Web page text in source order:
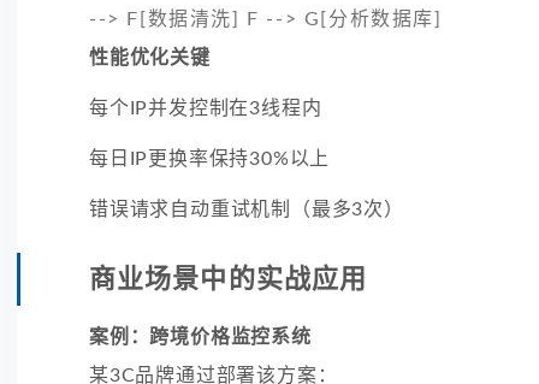
--> F[数据清洗] F --> G[分析数据库]
性能优化关键
每个IP并发控制在3线程内
每日IP更换率保持30%以上
错误请求自动重试机制（最多3次）
商业场景中的实战应用
案例：跨境价格监控系统
某3C品牌通过部署该方案：